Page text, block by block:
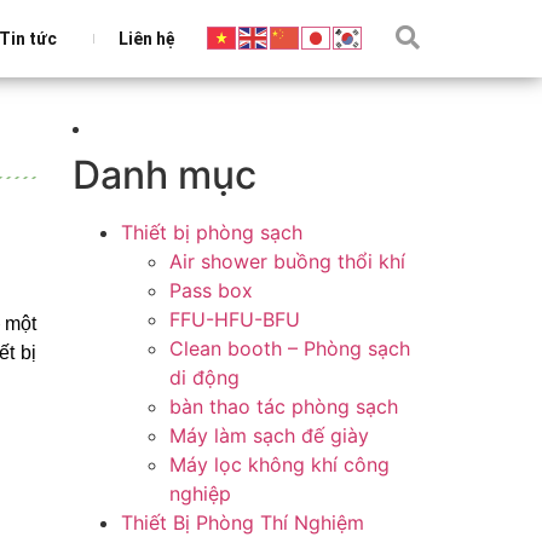
Tin tức Liên hệ
một
bị
Danh mục
Thiết bị phòng sạch
Air shower buồng thổi khí
Pass box
FFU-HFU-BFU
Clean booth – Phòng sạch
di động
bàn thao tác phòng sạch
Máy làm sạch đế giày
Máy lọc không khí công
nghiệp
Thiết Bị Phòng Thí Nghiệm